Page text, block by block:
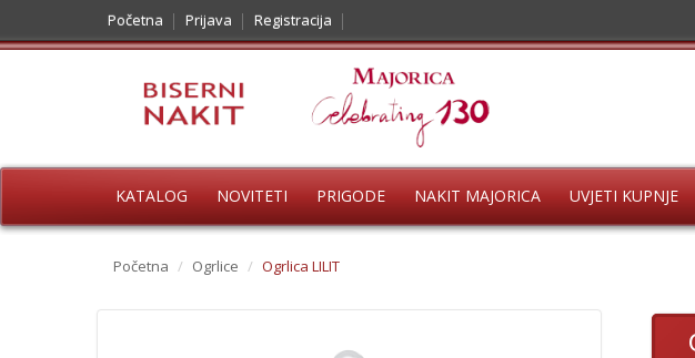
Početna Prijava Registracija
KATALOG NOVITETI PRIGODE NAKIT MAJORICA UVJETI KUPNJE
Početna / Ogrlice / Ogrlica LILIT